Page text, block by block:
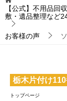
【公式】不用品回
敷・遺品整理など
お客様の声
栃木片付け
トップページ